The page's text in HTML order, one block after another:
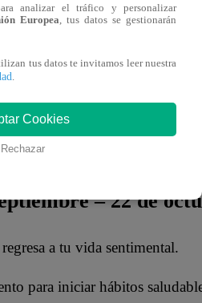
– 22 de
a tu vida sentimental.
para iniciar hábitos
analizar el tráfico y personalizar
Europea, tus datos se gestionarán
tus datos te invitamos leer nuestra
.
Cookies
Rechazar